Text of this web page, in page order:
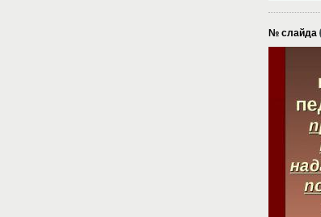
№ слайда